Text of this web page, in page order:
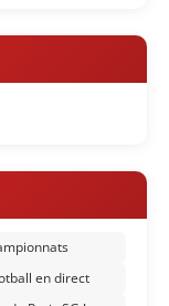
en direct